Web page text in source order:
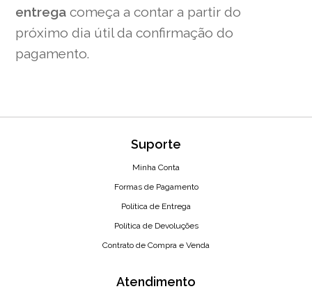
entregacomeça a contar a partir do
próximo dia útil da confirmação do
pagamento.
Suporte
Minha Conta
Formas de Pagamento
Política de Entrega
Política de Devoluções
Contrato de Compra e Venda
Atendimento